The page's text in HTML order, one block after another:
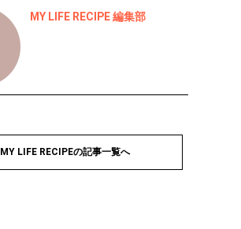
MY LIFE RECIPE 編集部
MY LIFE RECIPEの記事一覧へ